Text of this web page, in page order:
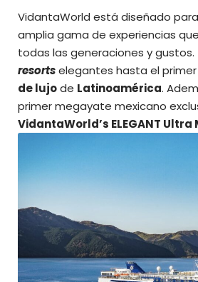
VidantaWorld está diseñado
amplia gama de experiencias
todas las generaciones y gustos.
resortselegantes hasta el primer
de lujode Latinoamérica.
primer megayate mexicano
VidantaWorld’s ELEGANT